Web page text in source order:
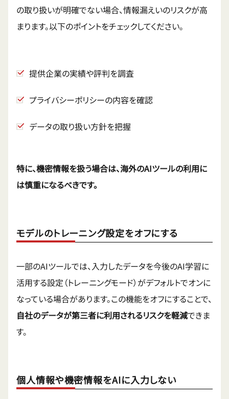
の取り扱いが明確でない場合、情報漏えいのリスクが高
まります。以下のポイントをチェックしてください。
提供企業の実績や評判を調査
プライバシーポリシーの内容を確認
データの取り扱い方針を把握
特に、機密情報を扱う場合は、海外のAIツールの利用に
は慎重になるべきです。
モデルのトレーニング設定をオフにする
一部のAIツールでは、入力したデータを今後のAI学習に
活用する設定（トレーニングモード）がデフォルトでオンに
なっている場合があります。この機能をオフにすることで、
自社のデータが第三者に利用されるリスクを軽減できま
す。
個人情報や機密情報をAIに入力しない